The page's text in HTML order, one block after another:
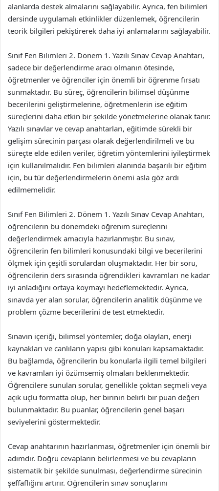
alanlarda destek almalarını sağlayabilir. Ayrıca, fen bilimleri
dersinde uygulamalı etkinlikler düzenlemek, öğrencilerin
teorik bilgileri pekiştirerek daha iyi anlamalarını sağlayabilir.
Sınıf Fen Bilimleri 2. Dönem 1. Yazılı Sınav Cevap Anahtarı,
sadece bir değerlendirme aracı olmanın ötesinde,
öğretmenler ve öğrenciler için önemli bir öğrenme fırsatı
sunmaktadır. Bu süreç, öğrencilerin bilimsel düşünme
becerilerini geliştirmelerine, öğretmenlerin ise eğitim
süreçlerini daha etkin bir şekilde yönetmelerine olanak tanır.
Yazılı sınavlar ve cevap anahtarları, eğitimde sürekli bir
gelişim sürecinin parçası olarak değerlendirilmeli ve bu
süreçte elde edilen veriler, öğretim yöntemlerini iyileştirmek
için kullanılmalıdır. Fen bilimleri alanında başarılı bir eğitim
için, bu tür değerlendirmelerin önemi asla göz ardı
edilmemelidir.
Sınıf Fen Bilimleri 2. Dönem 1. Yazılı Sınav Cevap Anahtarı,
öğrencilerin bu dönemdeki öğrenim süreçlerini
değerlendirmek amacıyla hazırlanmıştır. Bu sınav,
öğrencilerin fen bilimleri konusundaki bilgi ve becerilerini
ölçmek için çeşitli sorulardan oluşmaktadır. Her bir soru,
öğrencilerin ders sırasında öğrendikleri kavramları ne kadar
iyi anladığını ortaya koymayı hedeflemektedir. Ayrıca,
sınavda yer alan sorular, öğrencilerin analitik düşünme ve
problem çözme becerilerini de test etmektedir.
Sınavın içeriği, bilimsel yöntemler, doğa olayları, enerji
kaynakları ve canlıların yapısı gibi konuları kapsamaktadır.
Bu bağlamda, öğrencilerin bu konularla ilgili temel bilgileri
ve kavramları iyi özümsemiş olmaları beklenmektedir.
Öğrencilere sunulan sorular, genellikle çoktan seçmeli veya
açık uçlu formatta olup, her birinin belirli bir puan değeri
bulunmaktadır. Bu puanlar, öğrencilerin genel başarı
seviyelerini göstermektedir.
Cevap anahtarının hazırlanması, öğretmenler için önemli bir
adımdır. Doğru cevapların belirlenmesi ve bu cevapların
sistematik bir şekilde sunulması, değerlendirme sürecinin
şeffaflığını artırır. Öğrencilerin sınav sonuçlarını